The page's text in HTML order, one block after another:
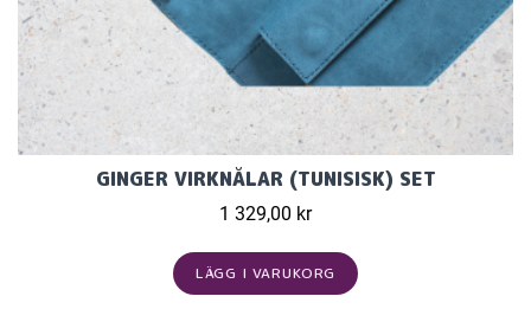
GINGER VIRKNÅLAR (TUNISISK) SET
1 329,00 kr
LÄGG I VARUKORG